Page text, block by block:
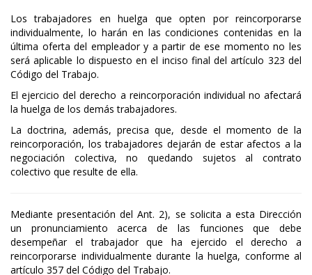
Los trabajadores en huelga que opten por reincorporarse
individualmente, lo harán en las condiciones contenidas en la
última oferta del empleador y a partir de ese momento no les
será aplicable lo dispuesto en el inciso final del artículo 323 del
Código del Trabajo.
El ejercicio del derecho a reincorporación individual no afectará
la huelga de los demás trabajadores.
La doctrina, además, precisa que, desde el momento de la
reincorporación, los trabajadores dejarán de estar afectos a la
negociación colectiva, no quedando sujetos al contrato
colectivo que resulte de ella.
Mediante presentación del Ant. 2), se solicita a esta Dirección
un pronunciamiento acerca de las funciones que debe
desempeñar el trabajador que ha ejercido el derecho a
reincorporarse individualmente durante la huelga, conforme al
artículo 357 del Código del Trabajo.